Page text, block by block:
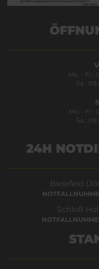
Mo. - Fr.:
Sa.:
Mo. - Fr.:
Sa.:
24H
Bielefeld
Schloß